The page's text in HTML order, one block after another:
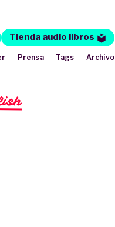
Tienda audio libros
Prensa Tags Archivo